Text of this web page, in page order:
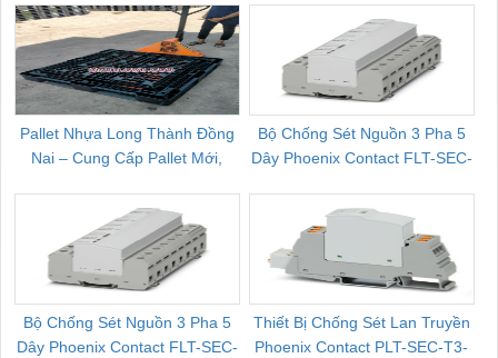
Pallet Nhựa Long Thành Đồng
Nai – Cung Cấp Pallet Mới,
Bộ Chống Sét Nguồn 3 Pha 5
Dây Phoenix Contact FLT-SEC-
Bộ Chống Sét Nguồn 3 Pha 5
Dây Phoenix Contact FLT-SEC-
Thiết Bị Chống Sét Lan Truyền
Phoenix Contact PLT-SEC-T3-